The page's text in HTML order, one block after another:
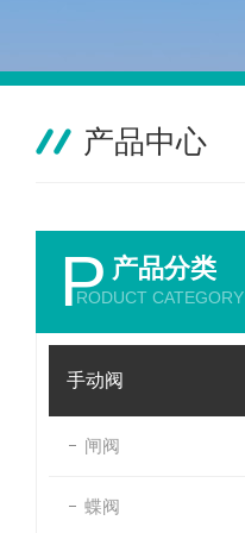
产品中心
P 产品分类
RODUCT CATEGORY
手动阀
闸阀
蝶阀